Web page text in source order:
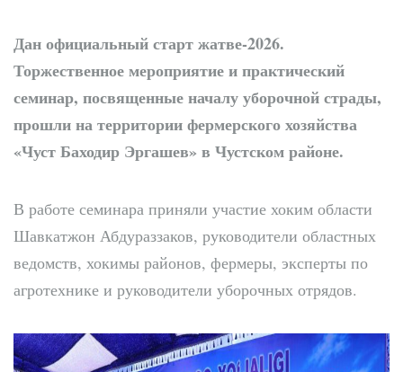
Дан официальный старт жатве-2026.
Торжественное мероприятие и практический
семинар, посвященные началу уборочной страды,
прошли на территории фермерского хозяйства
«Чуст Баходир Эргашев» в Чустском районе.
В работе семинара приняли участие хоким области
Шавкатжон Абдураззаков, руководители областных
ведомств, хокимы районов, фермеры, эксперты по
агротехнике и руководители уборочных отрядов.